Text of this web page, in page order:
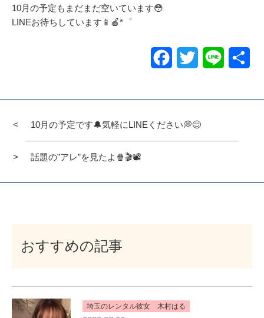
10月の予定もまだまだ空いています😳
LINEお待ちしています📱🍎*゜
Facebook
Twitter Line
10月の予定です🔔気軽にLINEください💭😊
話題の”アレ”を見たよ🍿🎬📽
おすすめの記事
埼玉のレンタル彼女 木村はる